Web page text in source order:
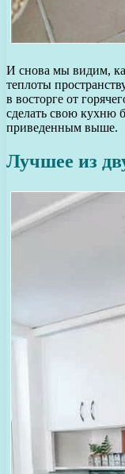
И снова мы видим,
теплоты
в восторге от
сделать свою кухню
приведенным выше.
Лучшее из